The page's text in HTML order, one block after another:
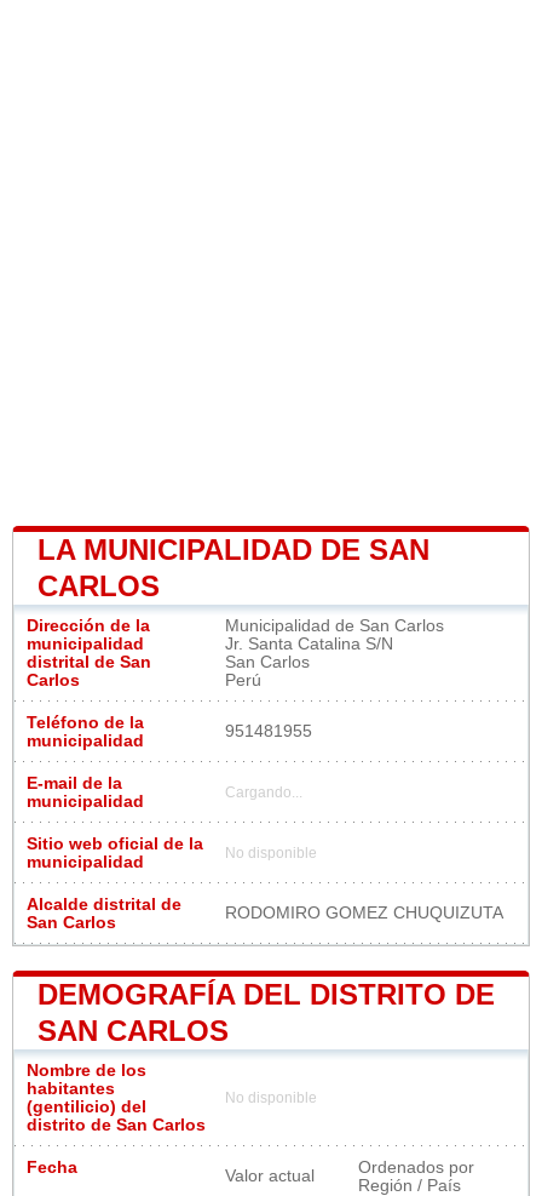
LA MUNICIPALIDAD DE SAN
CARLOS
Dirección de la
municipalidad
distrital de San
Carlos
Municipalidad de San Carlos
Jr. Santa Catalina S/N
San Carlos
Perú
Teléfono de la
municipalidad
951481955
E-mail de la
municipalidad
Cargando...
Sitio web oficial de la
municipalidad
No disponible
Alcalde distrital de
San Carlos
RODOMIRO GOMEZ CHUQUIZUTA
DEMOGRAFÍA DEL DISTRITO DE
SAN CARLOS
Nombre de los
habitantes
(gentilicio) del
distrito de San Carlos
No disponible
Fecha Valor actual
Ordenados por
Región / País